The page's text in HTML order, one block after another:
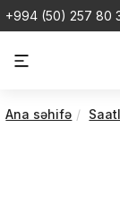
+994 (50) 257 80
Ana səhifə